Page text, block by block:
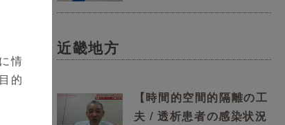
近畿地方
【時間的空間的隔離の工
夫 / 透析患者の感染状況
情
的